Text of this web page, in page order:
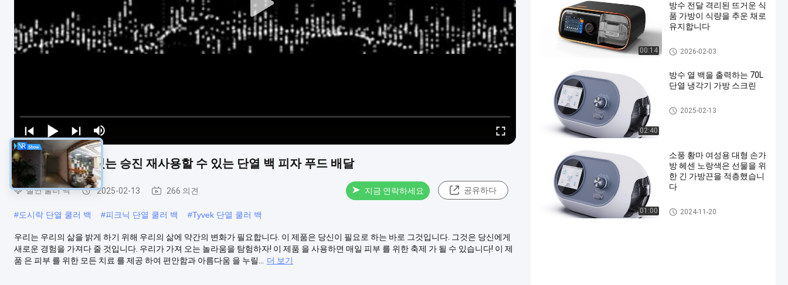
가지고 다닐 수 있는 승진 재사용할 수 있는 단열 백 피자 푸드 배달
절연 쿨러 백 2025-02-13 266 의견 지금 연락하세요 공유하다
#도시락 단열 쿨러 백 #피크닉 단열 쿨러 백 #Tyvek 단열 쿨러 백
우리는 우리의 삶을 밝게 하기 위해 우리의 삶에 약간의 변화가 필요합니다. 이 제품은 당신이 필요로 하는 바로 그것입니다. 그것은 당신에게
새로운 경험을 가져다 줄 것입니다. 우리가 가져 오는 놀라움을 탐험하자! 이 제품 을 사용하면 매일 피부 를 위한 축제 가 될 수 있습니다! 이 제
품 은 피부 를 위한 모든 치료 를 제공 하여 편안함과 아름다움 을 누릴...
더 보기
00:14
방수 전달 격리된 뜨거운 식
품 가방이 식량을 추운 채로
유지합니다
절연 쿨러 백
2026-02-03
02:40
방수 열 백을 출력하는 70L
단열 냉각기 가방 스크린
절연 쿨러 백
2025-02-13
01:00
소풍 황마 여성용 대형 손가
방 헤센 노랑색은 선물을 위
한 긴 가방끈을 적층했습니
다
인쇄된 황마 가방
2024-11-20